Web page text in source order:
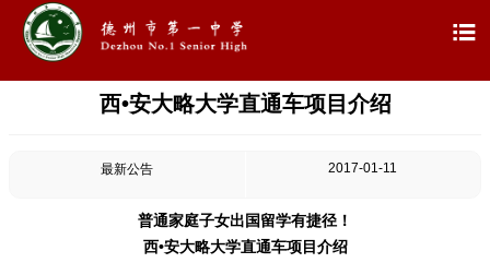

西•安大略大学直通车项目介绍
最新公告 2017-01-11
普通家庭子女出国留学有捷径！
西•安大略大学直通车项目介绍